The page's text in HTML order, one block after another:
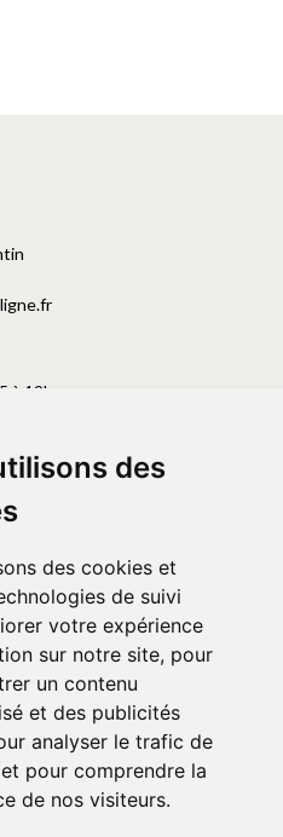
des
des cookies et
de suivi
votre expérience
sur notre site, pour
un contenu
et des publicités
analyser le trafic de
pour comprendre la
de nos visiteurs.
à 19h
& Collect